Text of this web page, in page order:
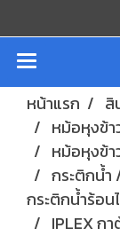
หน้าแรก
สิ
หม้อหุงข้า
หม้อหุงข้า
กระติกน้
กระติกน้ำร้อ
IPLEX ก